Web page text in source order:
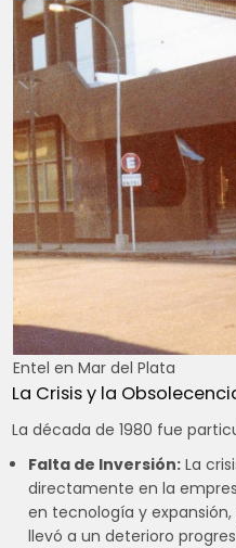
Entel en Mar del Plata
La Crisis y la
La década de 1980 fue
Falta de Inversión: La
directamente en la
en tecnología y
llevó a un deterioro